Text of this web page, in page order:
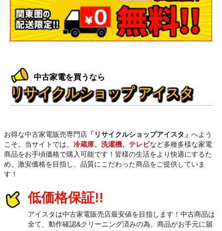
中古家電を買うなら
リサイクルショップ アイスタ
お得な中古家電販売専門店 「リサイクルショップアイスタ」 へよう
こそ。当サイトでは、 冷蔵庫、洗濯機、テレビなど多種多様な家電
商品をお手頃価格で購入可能です！皆様の生活をより快適にするた
め、激安価格を目指し、品質にこだわった商品をご提供していま
す！
低価格保証!!
アイスタは中古家電販売店最安値を目指します！中古商品は
全て、動作確認&クリーニング済みの為、商品がお手元に届